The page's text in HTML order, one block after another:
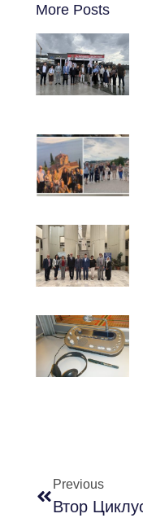
More Posts
Previous